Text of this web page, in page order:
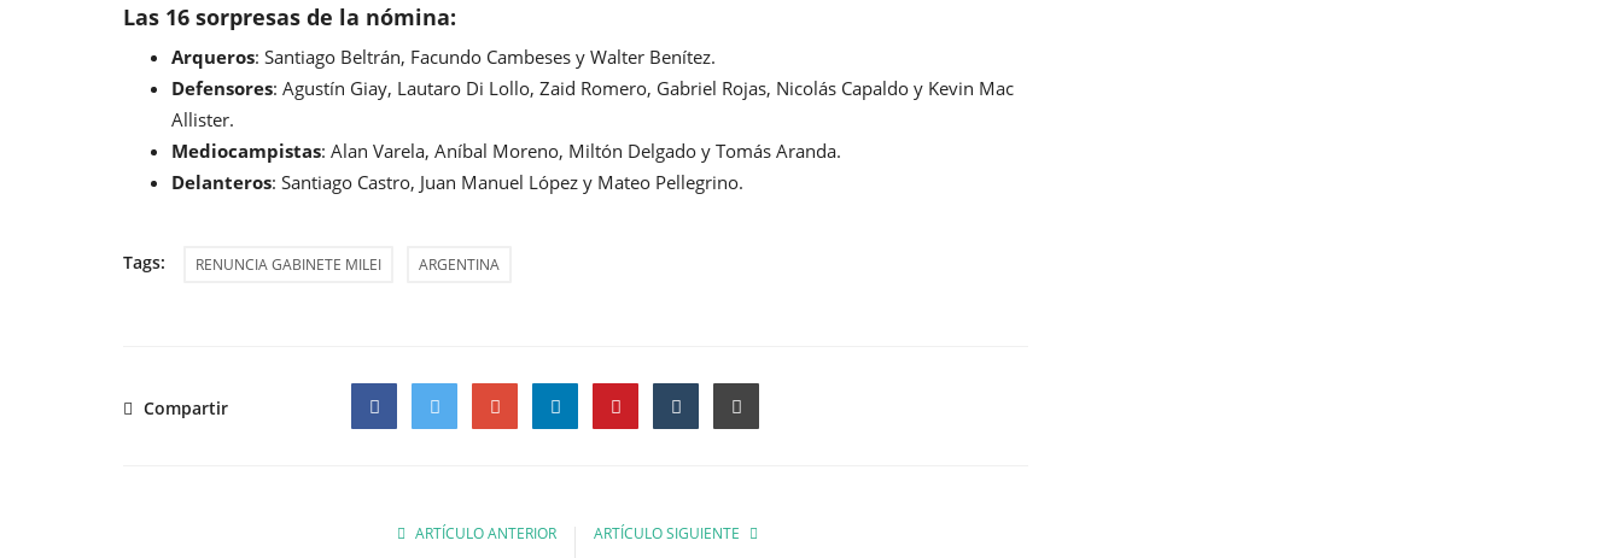
Las 16 sorpresas de la nómina:
Arqueros: Santiago Beltrán, Facundo Cambeses y Walter Benítez.
Defensores: Agustín Giay, Lautaro Di Lollo, Zaid Romero, Gabriel Rojas, Nicolás Capaldo y Kevin Mac
Allister.
Mediocampistas: Alan Varela, Aníbal Moreno, Miltón Delgado y Tomás Aranda.
Delanteros: Santiago Castro, Juan Manuel López y Mateo Pellegrino.
Tags: RENUNCIA GABINETE MILEI ARGENTINA
Compartir
ARTÍCULO ANTERIOR ARTÍCULO SIGUIENTE